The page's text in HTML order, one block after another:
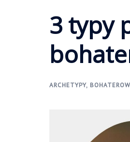
3 typy
ARCHETYPY,